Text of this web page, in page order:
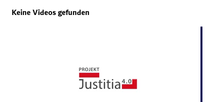
Keine Videos gefunden